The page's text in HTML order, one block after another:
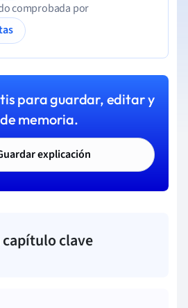
comprobada por
para guardar, editar y
memoria.
explicación
capítulo clave